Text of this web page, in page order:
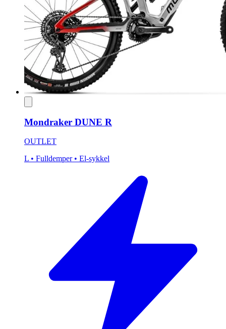
Mondraker DUNE R
OUTLET
L • Fulldemper • El-sykkel